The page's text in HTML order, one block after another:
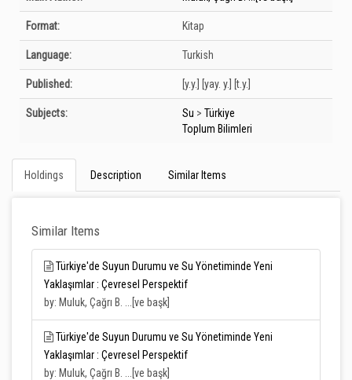
Format: Kitap
Language: Turkish
Published: [y.y.] [yay. y.] [t.y.]
Subjects: Su > Türkiye
Toplum Bilimleri
Holdings Description Similar Items
Similar Items
Türkiye'de Suyun Durumu ve Su Yönetiminde Yeni
Yaklaşımlar : Çevresel Perspektif
by: Muluk, Çağrı B. ...[ve başk]
Türkiye'de Suyun Durumu ve Su Yönetiminde Yeni
Yaklaşımlar : Çevresel Perspektif
by: Muluk, Çağrı B. ...[ve başk]